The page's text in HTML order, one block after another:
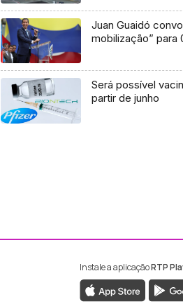
Juan Guaidó
mobilização” para
Será possível
partir de junho
da RTP Madeira
da RTP
Instale a aplicaçãoRTP